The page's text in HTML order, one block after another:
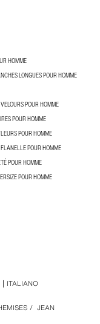
HOMME
LONGUES POUR HOMME
POUR HOMME
POUR HOMME
POUR HOMME
POUR HOMME
POUR HOMME
POUR HOMME
/ JEAN
ITALIANO